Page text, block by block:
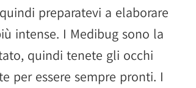
preparatevi a elaborare
intense. I Medibug sono la
quindi tenete gli occhi
per essere sempre pronti. I